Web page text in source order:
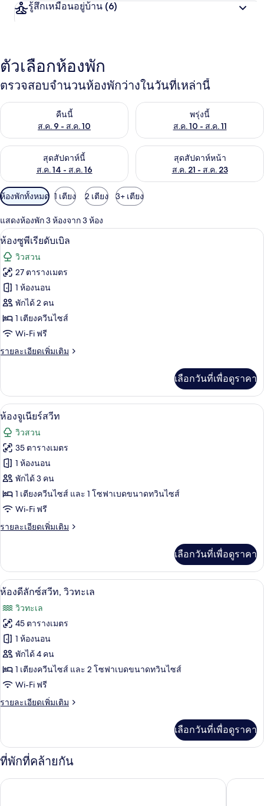
รู้สึกเหมือนอยู่บ้าน (6)
ตัวเลือกห้องพัก
ตรวจสอบจำนวนห้องพักว่างในวันที่เหล่านี้
คืนนี้
ส.ค. 9 - ส.ค. 10
ตรวจสอบจำนวนห้องพักว่างในคืนนี้ ส.ค. 9 - ส.ค. 10
พรุ่งนี้
ส.ค. 10 - ส.ค. 11
ตรวจสอบจำนวนห้องพักว่างใน
สุดสัปดาห์นี้
ส.ค. 14 - ส.ค. 16
ตรวจสอบจำนวนห้องพักว่างในสุดสัปดาห์นี้ ส.ค. 14 - ส.ค. 16
สุดสัปดาห์หน้า
ส.ค. 21 - ส.ค. 23
ตรวจสอบจำนวนห้องพักว่างใน
ตัว
กรอง
ที่
มี
ให้
สำหรับ
ห้อง
พัก
ห้องพักทั้งหมด 1 เตียง 2 เตียง 3+ เตียง
แสดงห้องพัก 3 ห้องจาก 3 ห้อง
เปิด
ภาพถ่าย
ทั้งหมด
ของ
ห้อง
ซู
พี
เรียดั
ห้องซูพีเรียดับเบิล | มินิบาร์, Wi-Fi ฟรี,
4
ห้องซูพีเรียดับเบิล
วิวสวน
27 ตารางเมตร
1 ห้องนอน
พักได้ 2 คน
1 เตียงควีนไซส์
Wi-Fi ฟรี
รายละเอียดเพิ่มเติม
ราย
เกี่ยว
กับ
ห้อง
พี
เรียดั
บเบิล
เลือกวันที่เพื่อดูราคา
เปิด
ภาพถ่าย
ทั้งหมด
ของ
ห้อง
จู
เนียร์
สวีท
ห้องจูเนียร์สวีท | มินิบาร์, Wi-Fi ฟรี, ผ้า
1
ห้องจูเนียร์สวีท
วิวสวน
35 ตารางเมตร
1 ห้องนอน
พักได้ 3 คน
1 เตียงควีนไซส์ และ 1 โซฟาเบดขนาดทวินไซส์
Wi-Fi ฟรี
รายละเอียดเพิ่มเติม
ราย
เกี่ยว
กับ
ห้อง
เนียร์
สวี
ท
เลือกวันที่เพื่อดูราคา
เปิด
ภาพถ่าย
ทั้งหมด
ของ
ห้อง
ดี
ลัก
ซ์
วิว
ทะเล
ห้องดีลักซ์สวีท, วิวทะเล | มินิบาร์, Wi-
4
ห้องดีลักซ์สวีท, วิวทะเล
วิวทะเล
45 ตารางเมตร
1 ห้องนอน
พักได้ 4 คน
1 เตียงควีนไซส์ และ 2 โซฟาเบดขนาดทวินไซส์
Wi-Fi ฟรี
รายละเอียดเพิ่มเติม
ราย
เกี่ยว
กับ
ห้อง
ลัก
เลือกวันที่เพื่อดูราคา
ที่พักที่คล้ายกัน
Kos Aktis Art Hotel Kosta